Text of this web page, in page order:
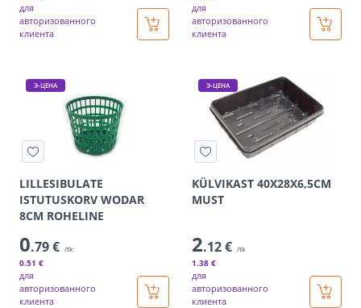
для
авторизованного
клиента
для
авторизованного
клиента
Э-ЦЕНА
LILLESIBULATE
ISTUTUSKORV WODAR
8CM ROHELINE
0.79 € /tk
0.51 €
для
авторизованного
клиента
Э-ЦЕНА
KÜLVIKAST 40X28X6,5CM
MUST
2.12 € /tk
1.38 €
для
авторизованного
клиента